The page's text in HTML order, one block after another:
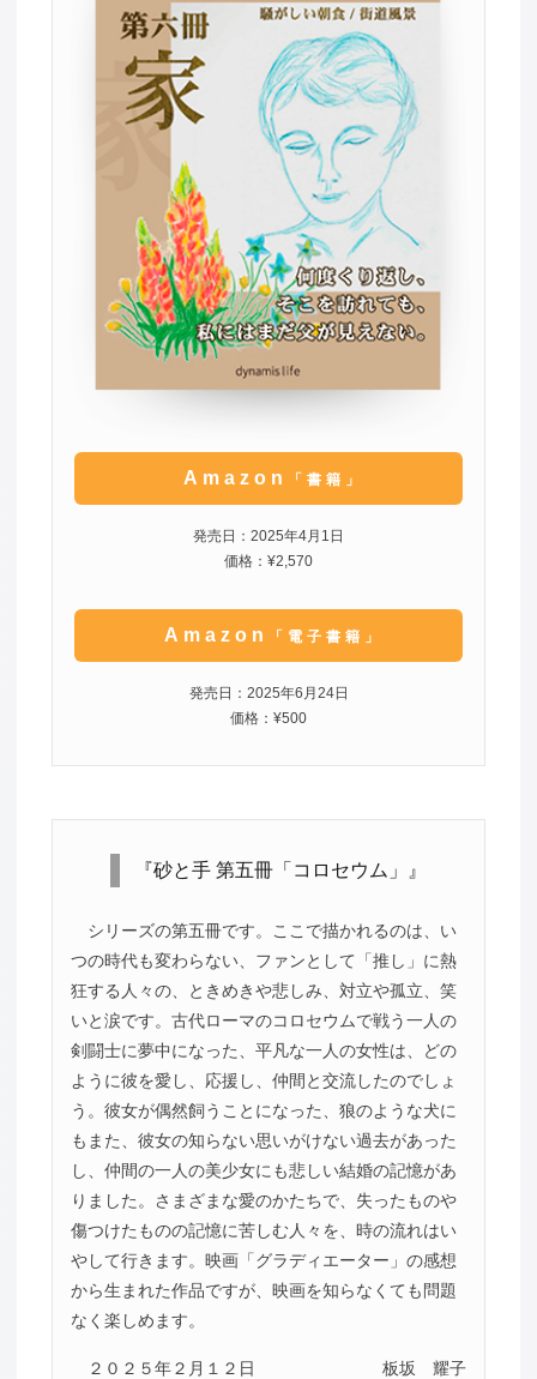
Amazon 「書籍」
発売日：2025年4月1日
価格：¥2,570
Amazon 「電子書籍」
発売日：2025年6月24日
価格：¥500
『砂と手 第五冊「コロセウム」』
シリーズの第五冊です。ここで描かれるのは、い
つの時代も変わらない、ファンとして「推し」に熱
狂する人々の、ときめきや悲しみ、対立や孤立、笑
いと涙です。古代ローマのコロセウムで戦う一人の
剣闘士に夢中になった、平凡な一人の女性は、どの
ように彼を愛し、応援し、仲間と交流したのでしょ
う。彼女が偶然飼うことになった、狼のような犬に
もまた、彼女の知らない思いがけない過去があった
し、仲間の一人の美少女にも悲しい結婚の記憶があ
りました。さまざまな愛のかたちで、失ったものや
傷つけたものの記憶に苦しむ人々を、時の流れはい
やして行きます。映画「グラディエーター」の感想
から生まれた作品ですが、映画を知らなくても問題
なく楽しめます。
２０２５年２月１２日 板坂 耀子